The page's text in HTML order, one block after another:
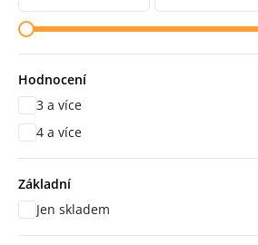
Hodnocení
hodnocení
3 a více
hodnocení
4 a více
Základní
Jen skladem